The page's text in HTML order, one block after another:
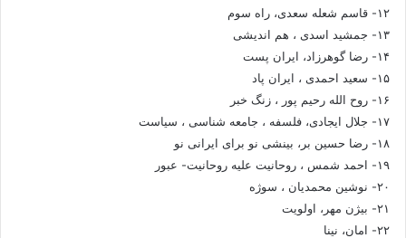
۱۲- قاسم شعله سعدی، راه سوم
۱۳- جمشید اسدی ، هم اندیشی
۱۴- رضا گوهرزاد، ایران پست
۱۵- سعید احمدی ، ایران پاد
۱۶- روح الله رحیم پور ، زنگ خبر
۱۷- جلال ایجادی، فلسفه ، جامعه شناسی ، سیاست
۱۸- رضا حسین بر، بینشی نو برای ایرانی نو
۱۹- احمد شمس ، روحانیت علیه روحانیت- عبور
۲۰- نوشین محمدیان ، سوژه
۲۱- بیژن مهر، اولویت
۲۲- امان، نینا